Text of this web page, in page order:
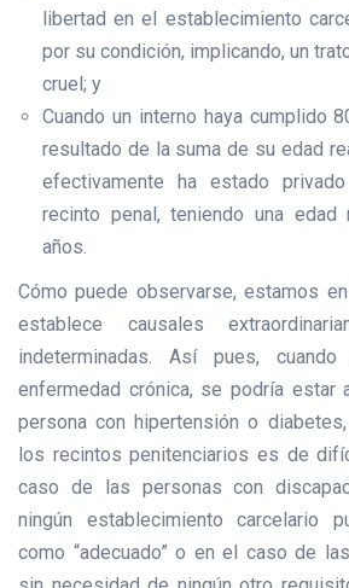
libertad en el establecimiento
por su condición, implicando, un
cruel; y
Cuando un interno haya cumplido
resultado de la suma de su edad
efectivamente ha estado
recinto penal, teniendo una
años.
Cómo puede observarse, estamos
establece causales
indeterminadas. Así pues,
enfermedad crónica, se podría estar
persona con hipertensión o
los recintos penitenciarios es de
caso de las personas con
ningún establecimiento carcelario
como “adecuado” o en el caso de